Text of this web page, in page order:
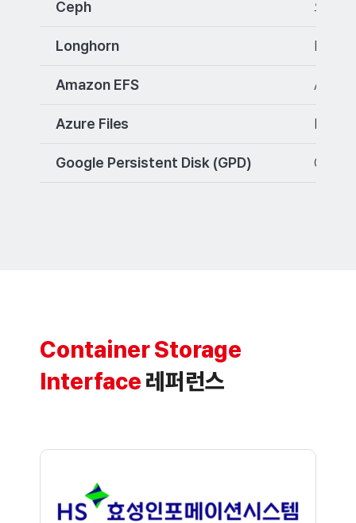
Ceph 오브젝
Longhorn
Amazon EFS AWS
Azure Files
Google Persistent Disk (GPD)
Container Storage
Interface 레퍼런스